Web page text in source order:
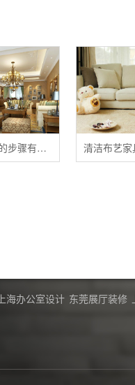
清洁水晶灯的步骤有哪些？
上海办公室设计 东莞展厅装修